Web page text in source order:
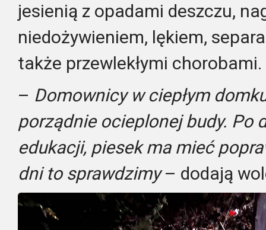
jesienią z opadami deszczu,
niedożywieniem, lękiem,
także przewlekłymi chorobami.
– Domownicy w ciepłym
porządnie ocieplonej budy. Po
edukacji, piesek ma mieć
dni to sprawdzimy– dodają